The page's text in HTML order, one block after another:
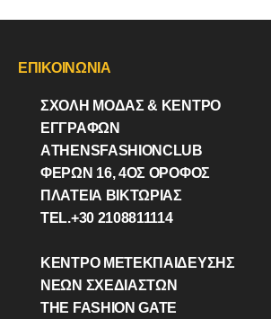
ΕΠΙΚΟΙΝΩΝΙΑ
ΣΧΟΛΗ ΜΟΔΑΣ & ΚΈΝΤΡΟ
ΕΓΓΡΑΦΩΝ
ΑTHENSFASHIONCLUB
ΦΕΡΏΝ 16, 4ΟΣ ΟΡΟΦΟΣ
ΠΛΑΤΕΙΑ ΒΙΚΤΩΡΊΑΣ
TEL.+30 2108811114
ΚΕΝΤΡΟ ΜΕΤΕΚΠΑΙΔΕΥΣΗΣ
ΝΕΩΝ ΣΧΕΔΙΑΣΤΩΝ
THE FASHION GATE